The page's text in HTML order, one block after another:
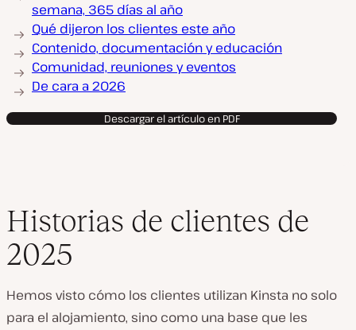
semana, 365 días al año
Qué dijeron los clientes este año
Contenido, documentación y educación
Comunidad, reuniones y eventos
De cara a 2026
Descargar el artículo en PDF
Historias de clientes de
2025
Hemos visto cómo los clientes utilizan Kinsta no solo
para el alojamiento, sino como una base que les